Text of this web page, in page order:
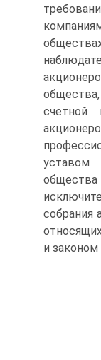
счетной
собрания
и